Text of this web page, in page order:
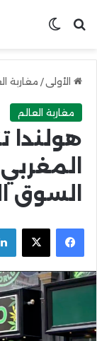
ابحث عنskin
الأولى / مغاربة
مغاربة العالم
هولندا
السوق
Facebook
X